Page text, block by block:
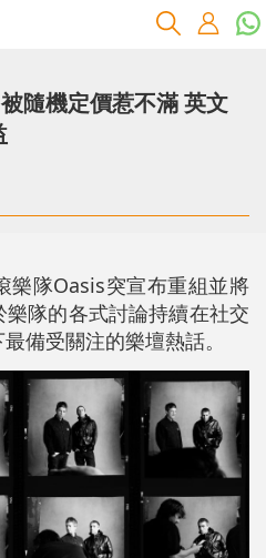
隨機定價惹不滿 英文
樂隊Oasis突宣布重組並將
隊的各式討論持續在社交
備受關注的樂壇熱話。